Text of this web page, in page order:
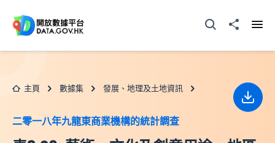
打開搜尋器分享至
主頁 數據集 發展、地理及土地資訊
二零一八年九龍東商業機構的統計調查
下載